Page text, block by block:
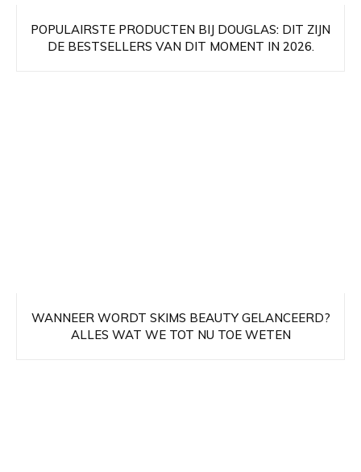
POPULAIRSTE PRODUCTEN BIJ DOUGLAS: DIT ZIJN
DE BESTSELLERS VAN DIT MOMENT IN 2026.
WANNEER WORDT SKIMS BEAUTY GELANCEERD?
ALLES WAT WE TOT NU TOE WETEN